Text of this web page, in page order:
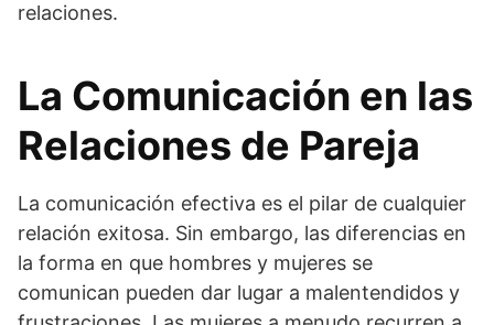
relaciones.
La Comunicación en las
Relaciones de Pareja
La comunicación efectiva es el pilar de cualquier
relación exitosa. Sin embargo, las diferencias en
la forma en que hombres y mujeres se
comunican pueden dar lugar a malentendidos y